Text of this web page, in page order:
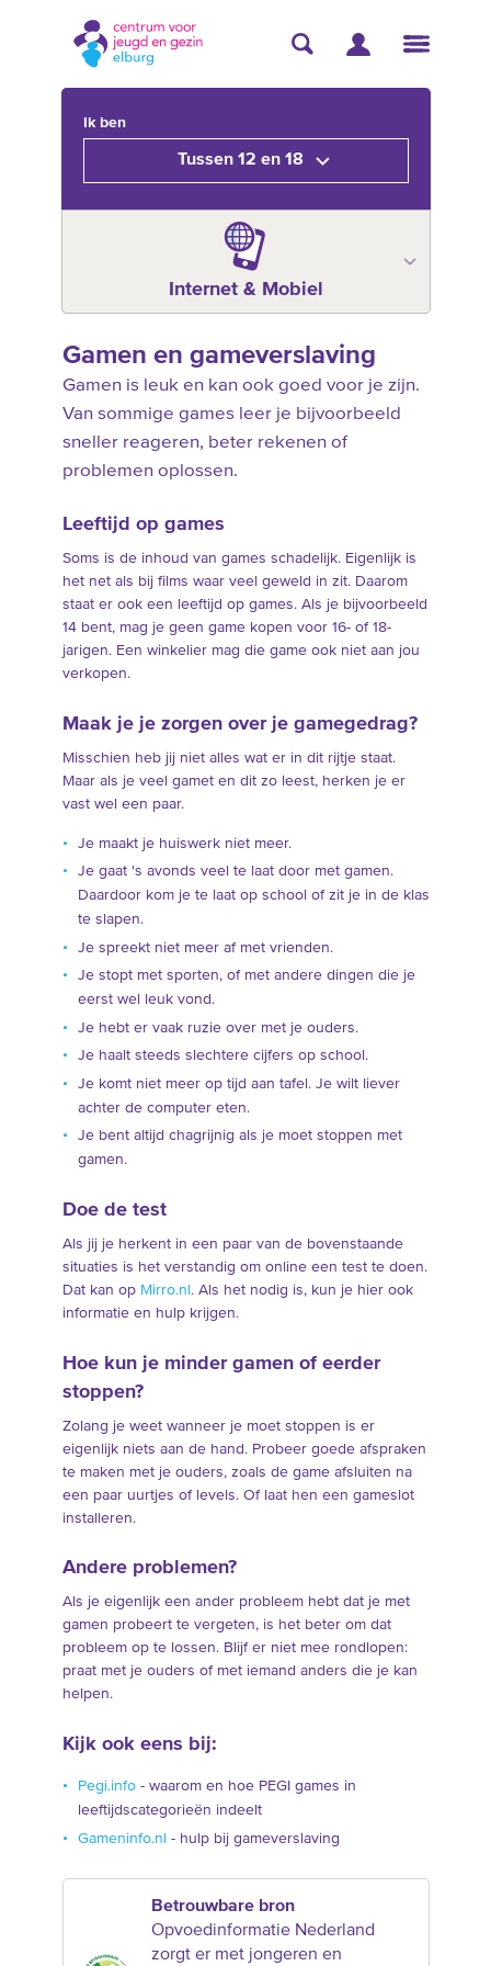
Ik ben
Tussen 12 en 18
Internet & Mobiel
Gamen en gameverslaving
Gamen is leuk en kan ook goed voor je zijn.
Van sommige games leer je bijvoorbeeld
sneller reageren, beter rekenen of
problemen oplossen.
Leeftijd op games
Soms is de inhoud van games schadelijk. Eigenlijk is
het net als bij films waar veel geweld in zit. Daarom
staat er ook een leeftijd op games. Als je bijvoorbeeld
14 bent, mag je geen game kopen voor 16- of 18-
jarigen. Een winkelier mag die game ook niet aan jou
verkopen.
Maak je je zorgen over je gamegedrag?
Misschien heb jij niet alles wat er in dit rijtje staat.
Maar als je veel gamet en dit zo leest, herken je er
vast wel een paar.
Je maakt je huiswerk niet meer.
Je gaat 's avonds veel te laat door met gamen.
Daardoor kom je te laat op school of zit je in de klas
te slapen.
Je spreekt niet meer af met vrienden.
Je stopt met sporten, of met andere dingen die je
eerst wel leuk vond.
Je hebt er vaak ruzie over met je ouders.
Je haalt steeds slechtere cijfers op school.
Je komt niet meer op tijd aan tafel. Je wilt liever
achter de computer eten.
Je bent altijd chagrijnig als je moet stoppen met
gamen.
Doe de test
Als jij je herkent in een paar van de bovenstaande
situaties is het verstandig om online een test te doen.
Dat kan op Mirro.nl . Als het nodig is, kun je hier ook
informatie en hulp krijgen.
Hoe kun je minder gamen of eerder
stoppen?
Zolang je weet wanneer je moet stoppen is er
eigenlijk niets aan de hand. Probeer goede afspraken
te maken met je ouders, zoals de game afsluiten na
een paar uurtjes of levels. Of laat hen een gameslot
installeren.
Andere problemen?
Als je eigenlijk een ander probleem hebt dat je met
gamen probeert te vergeten, is het beter om dat
probleem op te lossen. Blijf er niet mee rondlopen:
praat met je ouders of met iemand anders die je kan
helpen.
Kijk ook eens bij:
Pegi.info- waarom en hoe PEGI games in
leeftijdscategorieën indeelt
Gameninfo.nl - hulp bij gameverslaving
Betrouwbare bron
Opvoedinformatie Nederland
zorgt er met jongeren en